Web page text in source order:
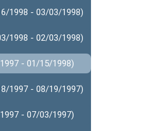
1998 - 03/03/1998)
1998 - 02/03/1998)
- 01/15/1998)
1997 - 08/19/1997)
- 07/03/1997)